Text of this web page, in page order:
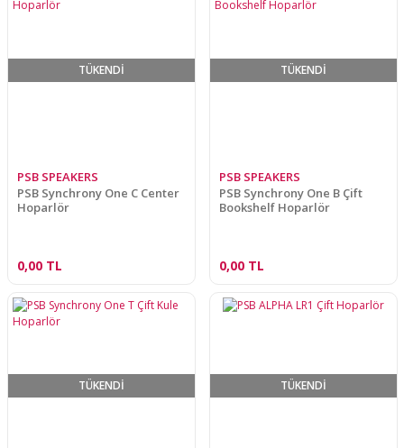
TÜKENDİ
PSB SPEAKERS
PSB Synchrony One C Center
Hoparlör
0,00 TL
TÜKENDİ
PSB SPEAKERS
PSB Synchrony One B Çift
Bookshelf Hoparlör
0,00 TL
TÜKENDİ TÜKENDİ